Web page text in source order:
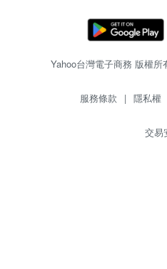
Yahoo台灣電子商務 版權
服務條款 | 隱私權
交易